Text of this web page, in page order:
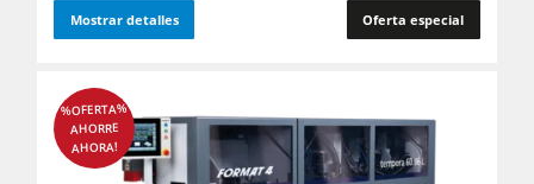
Mostrar detalles Oferta especial
%OFERTA%
AHORRE
AHORA!